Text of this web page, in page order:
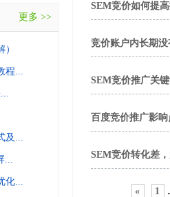
SEM竞价如何提
竞价账户内长期
SEM竞价推广关
百度竞价推广影
SEM竞价转化差
« 1
更多 >>
程...
及...
...
化...